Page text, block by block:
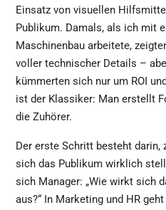
Einsatz von visuellen
Publikum. Damals, als ich mit
Maschinenbau arbeitete,
voller technischer Details –
kümmerten sich nur um ROI
ist der Klassiker: Man erstellt
die Zuhörer.
Der erste Schritt besteht darin,
sich das Publikum wirklich
sich Manager: „Wie wirkt sich
aus?“ In Marketing und HR